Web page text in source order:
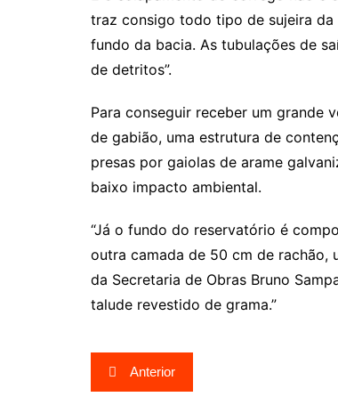
traz consigo todo tipo de sujeira da
fundo da bacia. As tubulações de
de detritos”.
Para conseguir receber um grande
de gabião, uma estrutura de
presas por gaiolas de arame
baixo impacto ambiental.
“Já o fundo do reservatório é
outra camada de 50 cm de rachão,
da Secretaria de Obras Bruno
talude revestido de grama.”
Navegação
de
Anterior